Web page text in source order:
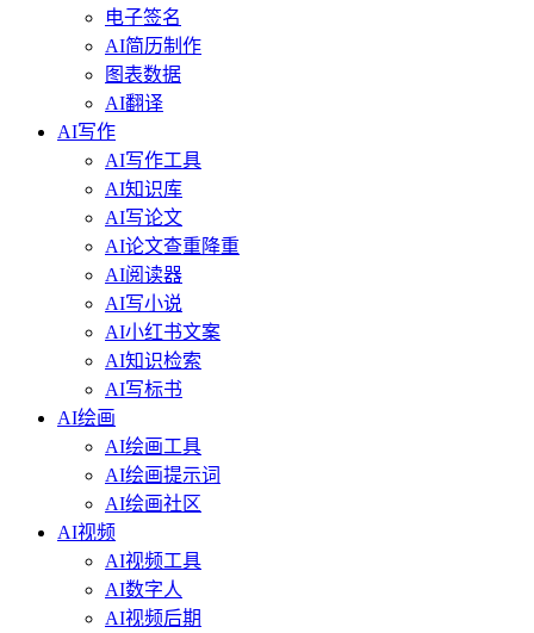
电子签名
AI简历制作
图表数据
AI翻译
AI写作
AI写作工具
AI知识库
AI写论文
AI论文查重降重
AI阅读器
AI写小说
AI小红书文案
AI知识检索
AI写标书
AI绘画
AI绘画工具
AI绘画提示词
AI绘画社区
AI视频
AI视频工具
AI数字人
AI视频后期